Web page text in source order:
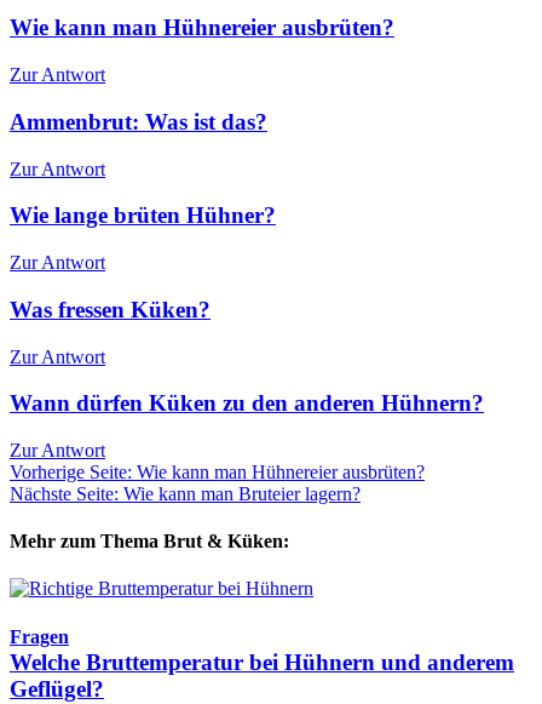
Wie kann man Hühnereier ausbrüten?
Zur Antwort
Ammenbrut: Was ist das?
Zur Antwort
Wie lange brüten Hühner?
Zur Antwort
Was fressen Küken?
Zur Antwort
Wann dürfen Küken zu den anderen Hühnern?
Zur Antwort
Vorherige Seite: Wie kann man Hühnereier ausbrüten?
Nächste Seite: Wie kann man Bruteier lagern?
Mehr zum Thema Brut & Küken:
Fragen
Welche Bruttemperatur bei Hühnern und anderem
Geflügel?